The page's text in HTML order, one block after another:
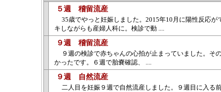
５週 稽留流産
35歳でやっと妊娠しました。2015年10月に陽性反応が
キしながらも産婦人科に。検診で動 ....
９週 稽留流産
９週の検診で赤ちゃんの心拍が止まっていました。そ
かったです。６週で胎嚢確認、 ....
９週 自然流産
二人目を妊娠９週で自然流産しました。９週目に入る